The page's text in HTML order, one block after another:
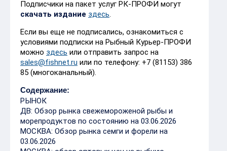
Подписчики на пакет услуг РК-ПРОФИ могут
скачать издание здесь.
Если вы еще не подписались, ознакомиться с
условиями подписки на Рыбный Курьер-ПРОФИ
можно здесь или отправить запрос на
sales@fishnet.ru или по телефону: +7 (81153) 386
85 (многоканальный).
Содержание:
РЫНОК
ДВ: Обзор рынка свежемороженой рыбы и
морепродуктов по состоянию на 03.06.2026
МОСКВА: Обзор рынка семги и форели на
03.06.2026